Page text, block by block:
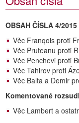
OBSAH ČÍSLA 4/2015
Věc Franqois proti
Věc Pruteanu proti
Věc Penchevi proti
Věc Tahirov proti
Věc Balta a Demir
Komentované
Věc Lambert a